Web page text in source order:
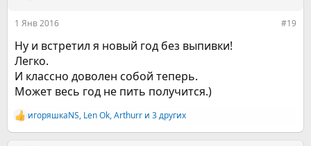
1 Янв 2016 #19
Ну и встретил я новый год без выпивки!
Легко.
И классно доволен собой теперь.
Может весь год не пить получится.)
Р
е
игоряшкаNS, Len Ok,Arthurr и 3 других